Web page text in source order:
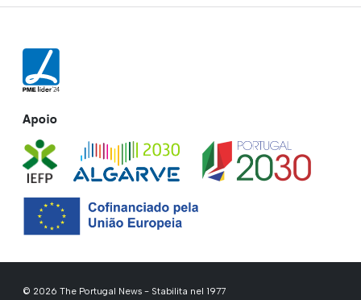
Apoio
© 2026 The Portugal News - Stabilita nel 1977